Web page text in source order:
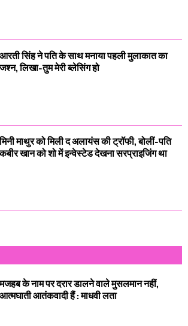
आरती सिंह ने पति के साथ मनाया पहली मुलाकात का
जश्न, लिखा-तुम मेरी ब्लेसिंग हो
मिनी माथुर को मिली द अलायंस की ट्रॉफी, बोलीं-पति
कबीर खान को शो में इन्वेस्टेड देखना सरप्राइजिंग था
मजहब के नाम पर दरार डालने वाले मुसलमान नहीं,
आत्मघाती आतंकवादी हैं : माधवी लता